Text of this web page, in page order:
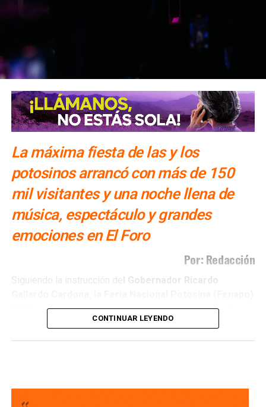
Cuauhtli Badillo pide a alcaldes denunciar
basado en el respeto a la ley, priorizando que la justicia
También lee: Gloria Trevi abre la fiesta de la Fenapo 2026
La máxima fiesta de las y los
potosinos arrancó con más de 150
mil visitantes y una noche llena de
música, espectáculo y grandes
emociones en El Foro
Por: Redacción
Siguiendo la instrucción de l Gobernador Ricardo
2026 arrancó con una extraordinaria respuesta al
superar los 150 mil visitantesdurante su primera
CONTINUAR LEYENDO